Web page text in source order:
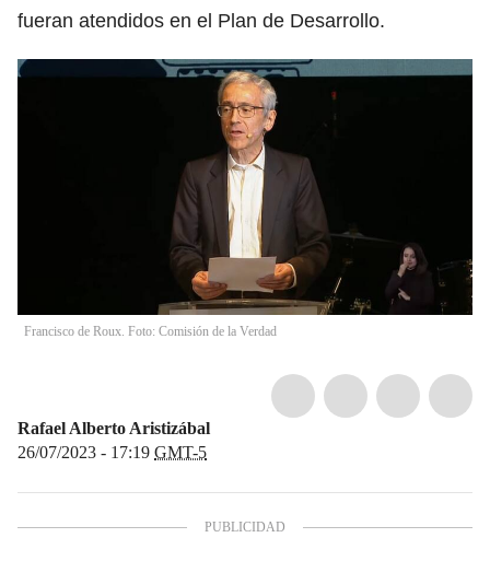
fueran atendidos en el Plan de Desarrollo.
Francisco de Roux. Foto: Comisión de la Verdad
Rafael Alberto Aristizábal
26/07/2023 - 17:19 GMT-5